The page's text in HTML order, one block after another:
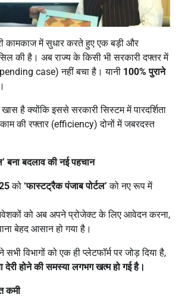
कामकाज में सुधार करते हुए एक बड़ी और
की है। अब राज्य के किसी भी सरकारी दफ्तर में
case) नहीं बचा है। यानी 100%पुराने
है क्योंकि इससे सरकारी सिस्टम में पारदर्शिता
की रफ्तार (efficiency) दोनों में जबरदस्त
’बना बदलाव की नई पहचान
को ‘फास्टट्रैक पंजाब पोर्टल’ को नए रूप में
को अब अपने प्रोजेक्ट के लिए आवेदन करना,
बेहद आसान हो गया है।
विभागों को एक ही प्लेटफॉर्म पर जोड़ दिया है,
होने की समस्या लगभग खत्म हो गई है।
कमी